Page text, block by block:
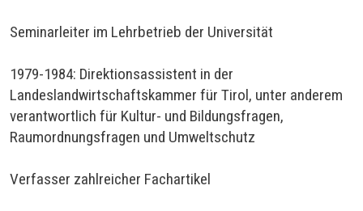
Seminarleiter im Lehrbetrieb der Universität
1979-1984: Direktionsassistent in der
Landeslandwirtschaftskammer für Tirol, unter anderem
verantwortlich für Kultur- und Bildungsfragen,
Raumordnungsfragen und Umweltschutz
Verfasser zahlreicher Fachartikel